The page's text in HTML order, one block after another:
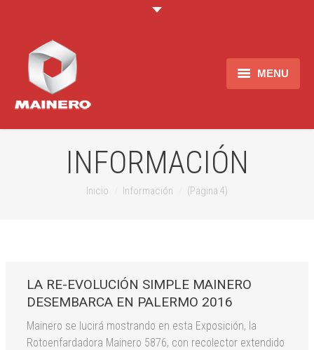
MENU
Información
INFORMACIÓN
Inicio Información (Pagina 4)
LA RE-EVOLUCIÓN SIMPLE MAINERO
DESEMBARCA EN PALERMO 2016
Mainero se lucirá mostrando en esta Exposición, la
Rotoenfardadora Mainero 5876, con recolector extendido